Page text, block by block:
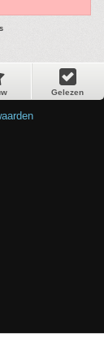
Gelezen